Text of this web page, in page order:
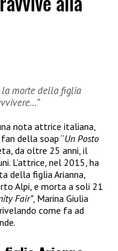
morte della figlia
nota attrice italiana,
della soap “Un Posto
da oltre 25 anni, il
L’attrice, nel 2015, ha
della figlia Arianna,
Alpi, e morta a soli 21
Fair”, Marina Giulia
come fa ad